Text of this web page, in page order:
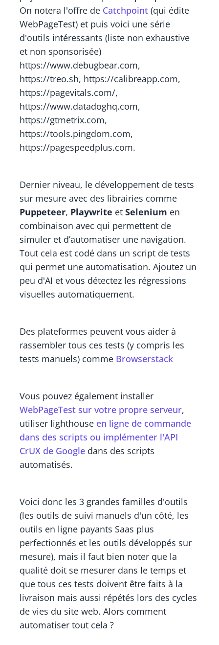
On notera l'offre de Catchpoint (qui édite
WebPageTest) et puis voici une série
d'outils intéressants (liste non exhaustive
et non sponsorisée)
https://www.debugbear.com,
https://treo.sh, https://calibreapp.com,
https://pagevitals.com/,
https://www.datadoghq.com,
https://gtmetrix.com,
https://tools.pingdom.com,
https://pagespeedplus.com.
Dernier niveau, le développement de tests
sur mesure avec des librairies comme
Puppeteer, Playwrite et Selenium en
combinaison avec qui permettent de
simuler et d’automatiser une navigation.
Tout cela est codé dans un script de tests
qui permet une automatisation. Ajoutez un
peu d'AI et vous détectez les régressions
visuelles automatiquement.
Des plateformes peuvent vous aider à
rassembler tous ces tests (y compris les
tests manuels) comme Browserstack
Vous pouvez également installer
WebPageTest sur votre propre serveur,
utiliser lighthouse en ligne de commande
dans des scripts ou implémenter l'API
CrUX de Google dans des scripts
automatisés.
Voici donc les 3 grandes familles d'outils
(les outils de suivi manuels d'un côté, les
outils en ligne payants Saas plus
perfectionnés et les outils développés sur
mesure), mais il faut bien noter que la
qualité doit se mesurer dans le temps et
que tous ces tests doivent être faits à la
livraison mais aussi répétés lors des cycles
de vies du site web. Alors comment
automatiser tout cela ?